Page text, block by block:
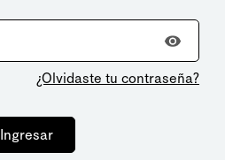
¿Olvidaste tu contraseña?
Ingresar